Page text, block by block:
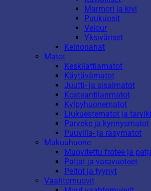
Marmori ja kivi
Puukuosit
Velour
Yksiväriset
Keinonahat
Matot
Keskilattiamatot
Käytävämatot
Juutti- ja sisalmatot
Kosteantilanmatot
Kylpyhuonematot
Liukuestematot ja
Parveke ja kynnysmatot
Puuvilla- ja räsymatot
Makuuhuone
Muovitettu frotee ja
Patjat ja varavuoteet
Peitot ja tyynyt
Vaahtomuovit